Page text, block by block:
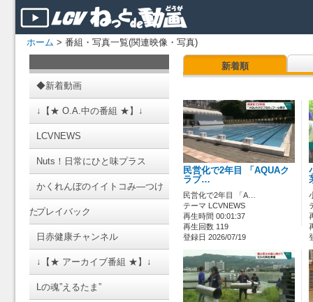
ホーム > 番組・写真一覧(関連映像・写真)
◆新着動画
↓【★ O.A.中の番組 ★】↓
LCVNEWS
Nuts！日常にひと味プラス
かくれんぼのイイトコみ―つけ
たプレイバック
日赤健康チャンネル
↓【★ アーカイブ番組 ★】↓
Lの魂”えるたま”
新着順
民営化で2年目 「AQUAク
ラブ…
民営化で2年目 「A…
テーマ LCVNEWS
再生時間 00:01:37
再生回数 119
登録日 2026/07/19